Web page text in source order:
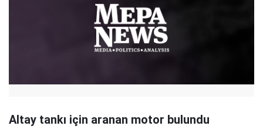
Altay tankı için aranan motor bulundu